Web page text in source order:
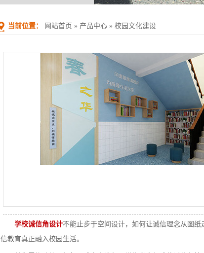
当前位置： 网站首页 » 产品中心 » 校园文化建设
学校诚信角设计不能止步于空间设计，如何让诚信理念从图
信教育真正融入校园生活。